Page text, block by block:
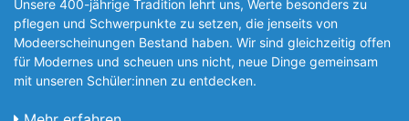
Unsere 400-jährige Tradition lehrt uns, Werte besonders zu
pflegen und Schwerpunkte zu setzen, die jen­seits von
Modeerscheinungen Be­stand haben. Wir sind gleichzeitig offen
für Modernes und scheuen uns nicht, neue Dinge gemeinsam
mit unseren Schüler:innen zu entde­cken.